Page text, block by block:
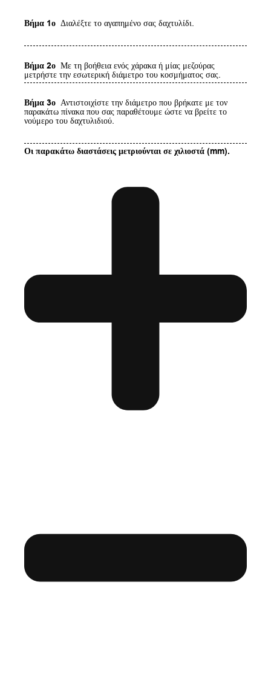
Βήμα 1ο Διαλέξτε το αγαπημένο σας δαχτυλίδι.
Βήμα 2ο Με τη βοήθεια ενός χάρακα ή μίας μεζούρας
μετρήστε την εσωτερική διάμετρο του κοσμήματος σας.
Βήμα 3ο Αντιστοιχίστε την διάμετρο που βρήκατε με τον
παρακάτω πίνακα που σας παραθέτουμε ώστε να βρείτε το
νούμερο του δαχτυλιδιού.
Οι παρακάτω διαστάσεις μετριούνται σε χιλιοστά (mm).